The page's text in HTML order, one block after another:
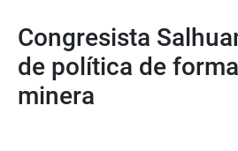
Congresista
de política de
minera